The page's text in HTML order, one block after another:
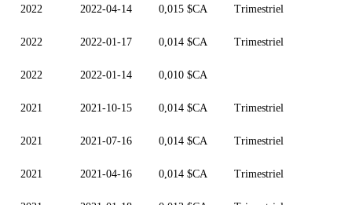
2022 2022-04-14 0,015 $CA Trimestriel
2022 2022-01-17 0,014 $CA Trimestriel
2022 2022-01-14 0,010 $CA
2021 2021-10-15 0,014 $CA Trimestriel
2021 2021-07-16 0,014 $CA Trimestriel
2021 2021-04-16 0,014 $CA Trimestriel